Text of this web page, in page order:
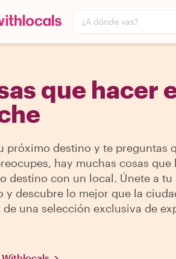
¿A dónde vas?
que hacer
próximo destino y te preguntas
hay muchas cosas que
destino con un local. Únete a
y descubre lo mejor que la
de una selección exclusiva de